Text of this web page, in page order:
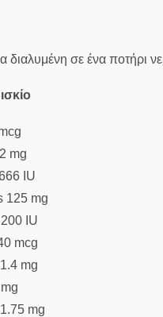
διαλυμένη σε ένα ποτήρι
mg
IU
125 mg
IU
mcg
mg
mg